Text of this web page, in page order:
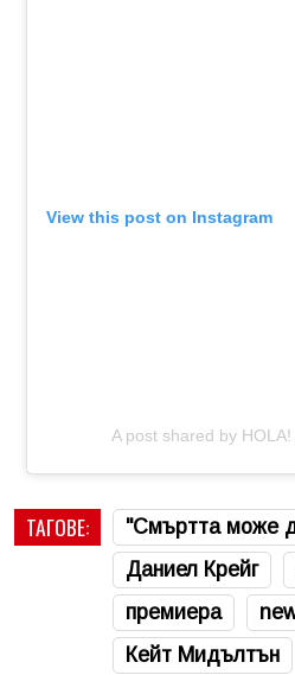
View this post on Instagram
A post shared by
ТАГОВЕ:
"Смъртта може
Даниел Крейг
премиера
Кейт Мидълтън